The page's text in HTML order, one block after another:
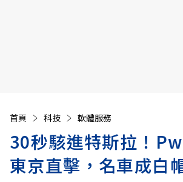
首頁 科技 軟體服務
30秒駭進特斯拉！
東京直擊，名車成白